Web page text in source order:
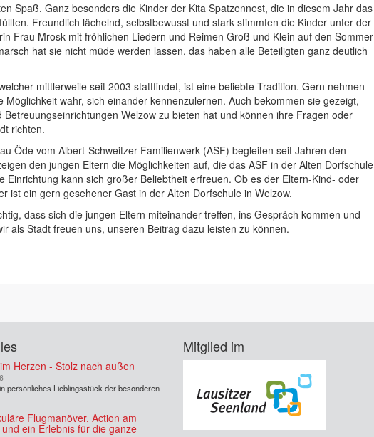
Spaß. Ganz besonders die Kinder der Kita Spatzennest, die in diesem Jahr das
Freundlich lächelnd, selbstbewusst und stark stimmten die Kinder unter der
Frau Mrosk mit fröhlichen Liedern und Reimen Groß und Klein auf den Sommer
hat sie nicht müde werden lassen, das haben alle Beteiligten ganz deutlich
mittlerweile seit 2003 stattfindet, ist eine beliebte Tradition. Gern nehmen
Möglichkeit wahr, sich einander kennenzulernen. Auch bekommen sie gezeigt,
Betreuungseinrichtungen Welzow zu bieten hat und können ihre Fragen oder
richten.
Öde vom Albert-Schweitzer-Familienwerk (ASF) begleiten seit Jahren den
den jungen Eltern die Möglichkeiten auf, die das ASF in der Alten Dorfschule
Einrichtung kann sich großer Beliebtheit erfreuen. Ob es der Eltern-Kind- oder
ist ein gern gesehener Gast in der Alten Dorfschule in Welzow.
dass sich die jungen Eltern miteinander treffen, ins Gespräch kommen und
als Stadt freuen uns, unseren Beitrag dazu leisten zu können.
Herzen - Stolz nach außen
persönliches Lieblingsstück der besonderen
Flugmanöver, Action am
ein Erlebnis für die ganze
Mitglied im